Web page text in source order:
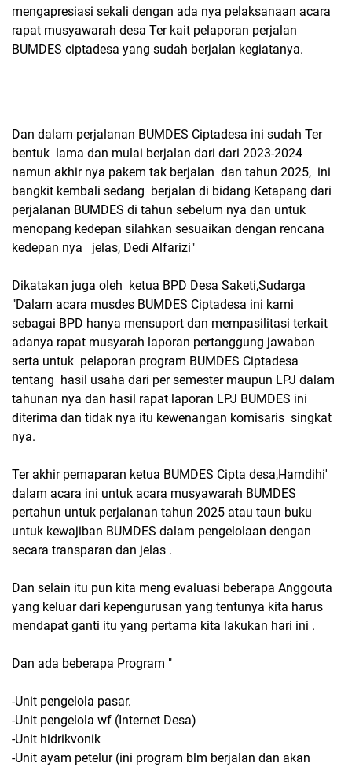
mengapresiasi sekali dengan ada nya pelaksanaan acara
rapat musyawarah desa Ter kait pelaporan perjalan
BUMDES ciptadesa yang sudah berjalan kegiatanya.
Dan dalam perjalanan BUMDES Ciptadesa ini sudah Ter
bentuk lama dan mulai berjalan dari dari 2023-2024
namun akhir nya pakem tak berjalan dan tahun 2025, ini
bangkit kembali sedang berjalan di bidang Ketapang dari
perjalanan BUMDES di tahun sebelum nya dan untuk
menopang kedepan silahkan sesuaikan dengan rencana
kedepan nya jelas, Dedi Alfarizi"
Dikatakan juga oleh ketua BPD Desa Saketi,Sudarga
"Dalam acara musdes BUMDES Ciptadesa ini kami
sebagai BPD hanya mensuport dan mempasilitasi terkait
adanya rapat musyarah laporan pertanggung jawaban
serta untuk pelaporan program BUMDES Ciptadesa
tentang hasil usaha dari per semester maupun LPJ dalam
tahunan nya dan hasil rapat laporan LPJ BUMDES ini
diterima dan tidak nya itu kewenangan komisaris singkat
nya.
Ter akhir pemaparan ketua BUMDES Cipta desa,Hamdihi'
dalam acara ini untuk acara musyawarah BUMDES
pertahun untuk perjalanan tahun 2025 atau taun buku
untuk kewajiban BUMDES dalam pengelolaan dengan
secara transparan dan jelas .
Dan selain itu pun kita meng evaluasi beberapa Anggouta
yang keluar dari kepengurusan yang tentunya kita harus
mendapat ganti itu yang pertama kita lakukan hari ini .
Dan ada beberapa Program "
-Unit pengelola pasar.
-Unit pengelola wf (Internet Desa)
-Unit hidrikvonik
-Unit ayam petelur (ini program blm berjalan dan akan